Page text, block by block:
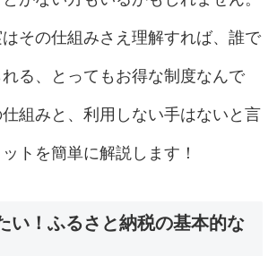
その仕組みさえ理解すれば、誰で
る、とってもお得な制度なんで
組みと、利用しない手はないと言
トを簡単に解説します！
い！ふるさと納税の基本的な